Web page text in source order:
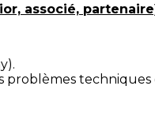
associé,
problèmes techniques